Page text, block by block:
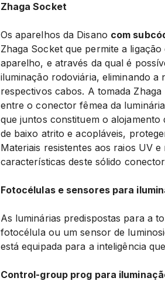
Zhaga Socket
Os aparelhos da Disano com
Zhaga Socket que permite a
aparelho, e através da qual é
iluminação rodoviária, eliminando a
respectivos cabos. A tomada
entre o conector fêmea da
que juntos constituem o
de baixo atrito e acopláveis,
Materiais resistentes aos raios UV
características deste sólido
Fotocélulas e sensores para
As luminárias predispostas para a
fotocélula ou um sensor de
está equipada para a inteligência
Control-group prog para